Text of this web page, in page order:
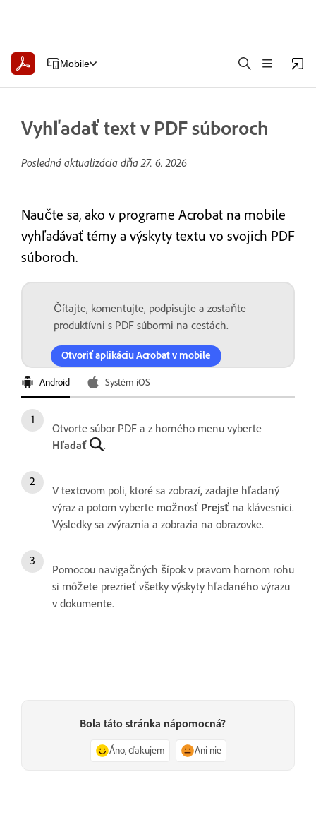
Mobile
Vyhľadať text v PDF súboroch
Posledná aktualizácia dňa27. 6. 2026
Naučte sa, ako v programe Acrobat na mobile
vyhľadávať témy a výskyty textu vo svojich PDF
súboroch.
Čítajte, komentujte, podpisujte a zostaňte
produktívni s PDF súbormi na cestách.
Otvoriť aplikáciu Acrobat v mobile
Android Systém iOS
Otvorte súbor PDF a z horného menu vyberte
Hľadať
.
V textovom poli, ktoré sa zobrazí, zadajte hľadaný
výraz a potom vyberte možnosť Prejsť na klávesnici.
Výsledky sa zvýraznia a zobrazia na obrazovke.
Pomocou navigačných šípok v pravom hornom rohu
si môžete prezrieť všetky výskyty hľadaného výrazu
v dokumente.
Bola táto stránka nápomocná?
Áno, ďakujem Ani nie